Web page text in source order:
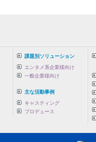
課題別ソリューション
エンタメ系企業様向け
一般企業様向け
主な活動事例
キャスティング
プロデュース